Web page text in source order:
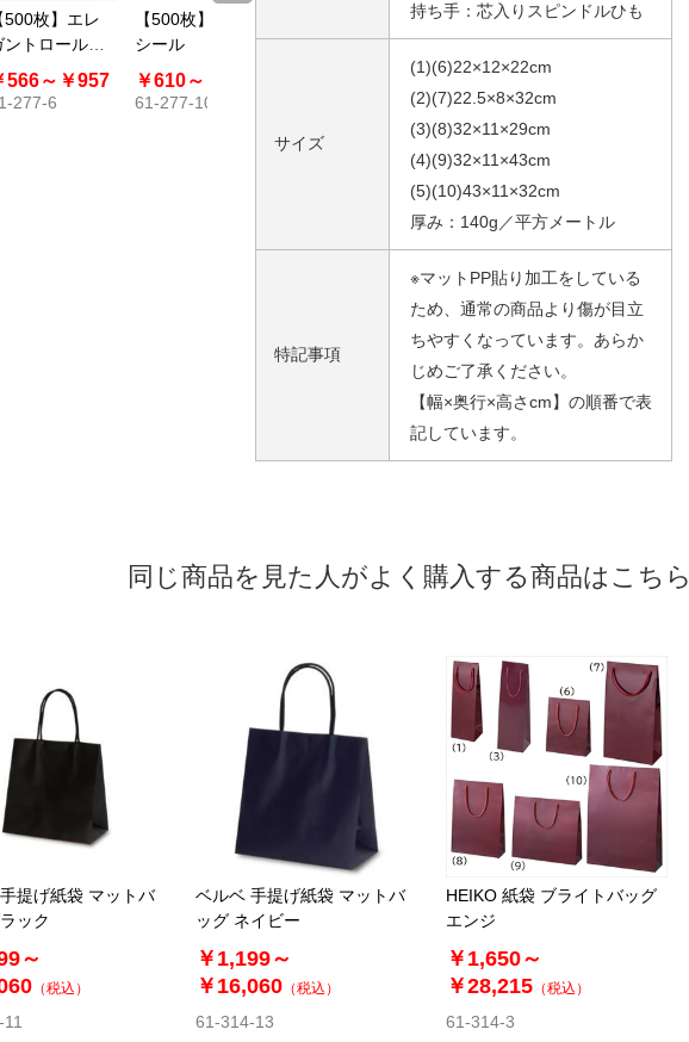
500枚】エレ
ントロールシ
ル メタリック
566～ ￥957
277-6
【500枚】透明
シール
￥610～
61-277-10
シール 片糊
シールピーラー
￥2,739～
￥4,290
61-812-20
持ち手：芯入りスピンドルひも
サイズ
(1)(6)22×12×22cm
(2)(7)22.5×8×32cm
(3)(8)32×11×29cm
(4)(9)32×11×43cm
(5)(10)43×11×32cm
厚み：140g／平方メートル
特記事項
※マットPP貼り加工をしている
ため、通常の商品より傷が目立
ちやすくなっています。あらか
じめご了承ください。
【幅×奥行×高さcm】の順番で表
記しています。
同じ商品を見た人がよく購入する商品はこちら
提げ紙袋 マットバ
ック
～
（税込）
ベルベ 手提げ紙袋 マットバ
ッグ ネイビー
￥1,199～
￥16,060 （税込）
61-314-13
HEIKO 紙袋 ブライトバッグ
エンジ
￥1,650～
￥28,215 （税込）
61-314-3